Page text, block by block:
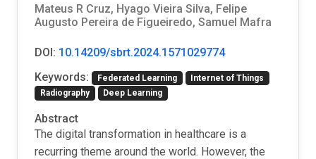
Mateus R Cruz, Hyago Vieira Silva, Felipe
Augusto Pereira de Figueiredo, Samuel Mafra
DOI: 10.14209/sbrt.2024.1571029774
Keywords:
Federated Learning
Internet of Things
Radiography
Deep Learning
Abstract
The digital transformation in healthcare is a
recurring theme around the world. However, the